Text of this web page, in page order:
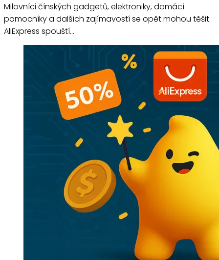
Milovníci čínských gadgetů, elektroniky, domácí
pomocníky a dalších zajímavostí se opět mohou těšit.
AliExpress spouští…